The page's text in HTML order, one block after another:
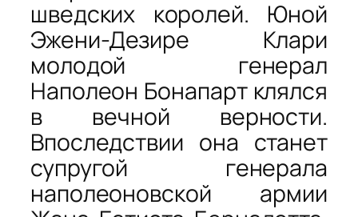
шведских королей. Юной
Эжени-Дезире Клари
молодой генерал
Наполеон Бонапарт клялся
в вечной верности.
Впоследствии она станет
супругой генерала
наполеоновской армии